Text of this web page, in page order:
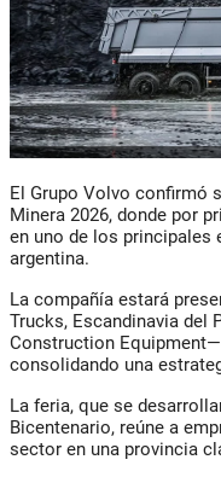
El Grupo Volvo confirmó
Minera 2026, donde por
en uno de los principales
argentina.
La compañía estará
Trucks, Escandinavia del
Construction
consolidando una
La feria, que se
Bicentenario, reúne a
sector en una provincia